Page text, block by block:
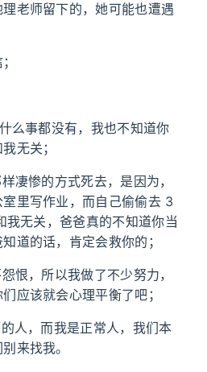
老师留下的，她可能也遭遇
么事都没有，我也不知道你
无关；
凄惨的方式死去，是因为，
里写作业，而自己偷偷去 3
无关，爸爸真的不知道你当
道的话，肯定会救你的；
恨，所以我做了不少努力，
应该就会心理平衡了吧；
人，而我是正常人，我们本
来找我。